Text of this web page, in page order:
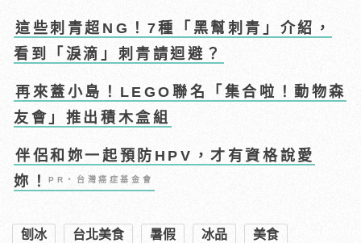
這些刺青超NG！7種「黑幫刺青」介紹，
看到「淚滴」刺青請迴避？
再來蓋小島！LEGO聯名「集合啦！動物森
友會」推出積木盒組
伴侶和妳一起預防HPV，才有資格說愛
妳！PR・台灣癌症基金會
刨冰 台北美食 暑假 冰品 美食